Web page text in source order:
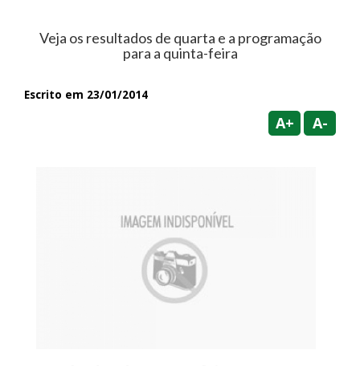
Veja os resultados de quarta e a programação
para a quinta-feira
Escrito em 23/01/2014
A+ A-